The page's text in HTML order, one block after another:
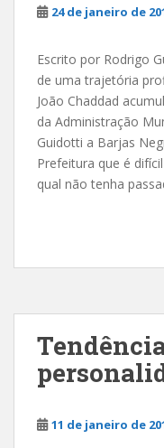
24 de janeiro de
Escrito por Rodrigo
de uma trajetória
João Chaddad
da Administração
Guidotti a Barjas
Prefeitura que é
qual não tenha
11 de janeiro de